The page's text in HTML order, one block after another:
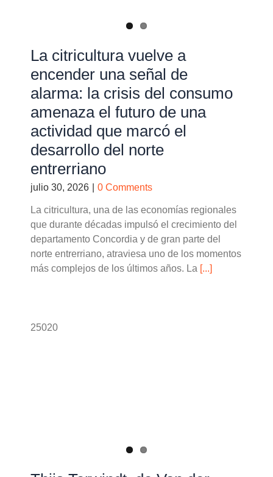
La citricultura vuelve a
encender una señal de
alarma: la crisis del consumo
amenaza el futuro de una
actividad que marcó el
desarrollo del norte
entrerriano
julio 30, 2026 0 Comments
La citricultura, una de las economías regionales
que durante décadas impulsó el crecimiento del
departamento Concordia y de gran parte del
norte entrerriano, atraviesa uno de los momentos
más complejos de los últimos años. La [...]
25020